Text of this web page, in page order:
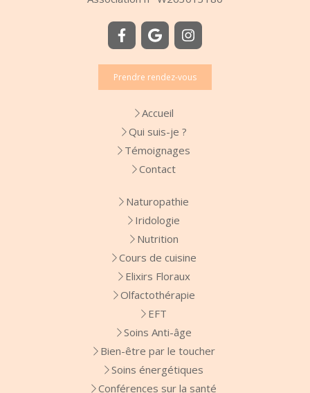
Prendre rendez-vous
Accueil
Qui suis-je ?
Témoignages
Contact
Naturopathie
Iridologie
Nutrition
Cours de cuisine
Elixirs Floraux
Olfactothérapie
EFT
Soins Anti-âge
Bien-être par le toucher
Soins énergétiques
Conférences sur la santé